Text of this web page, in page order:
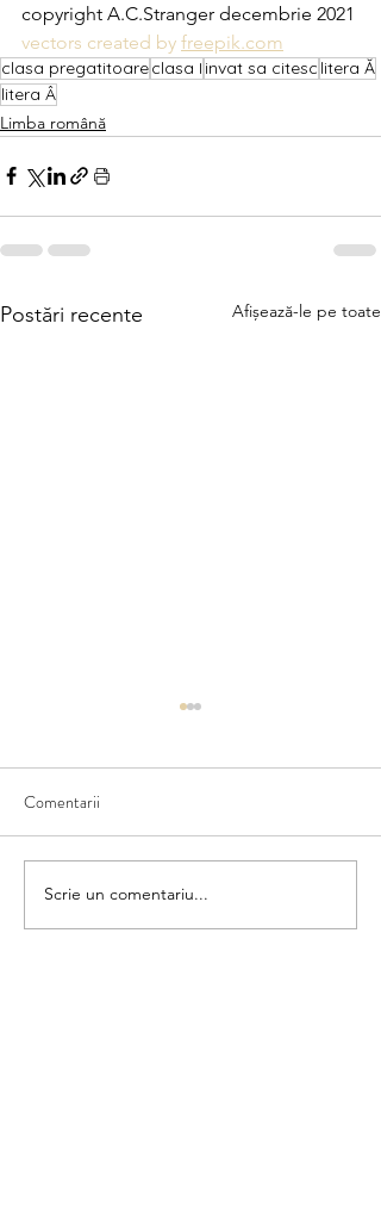
copyright A.C.Stranger decembrie 2021
vectors created by freepik.com
clasa pregatitoareclasa I invat sa citesc litera Ă
litera Â
Limba română
Postări recente Afișează-le pe toate
Comentarii
Scrie un comentariu...